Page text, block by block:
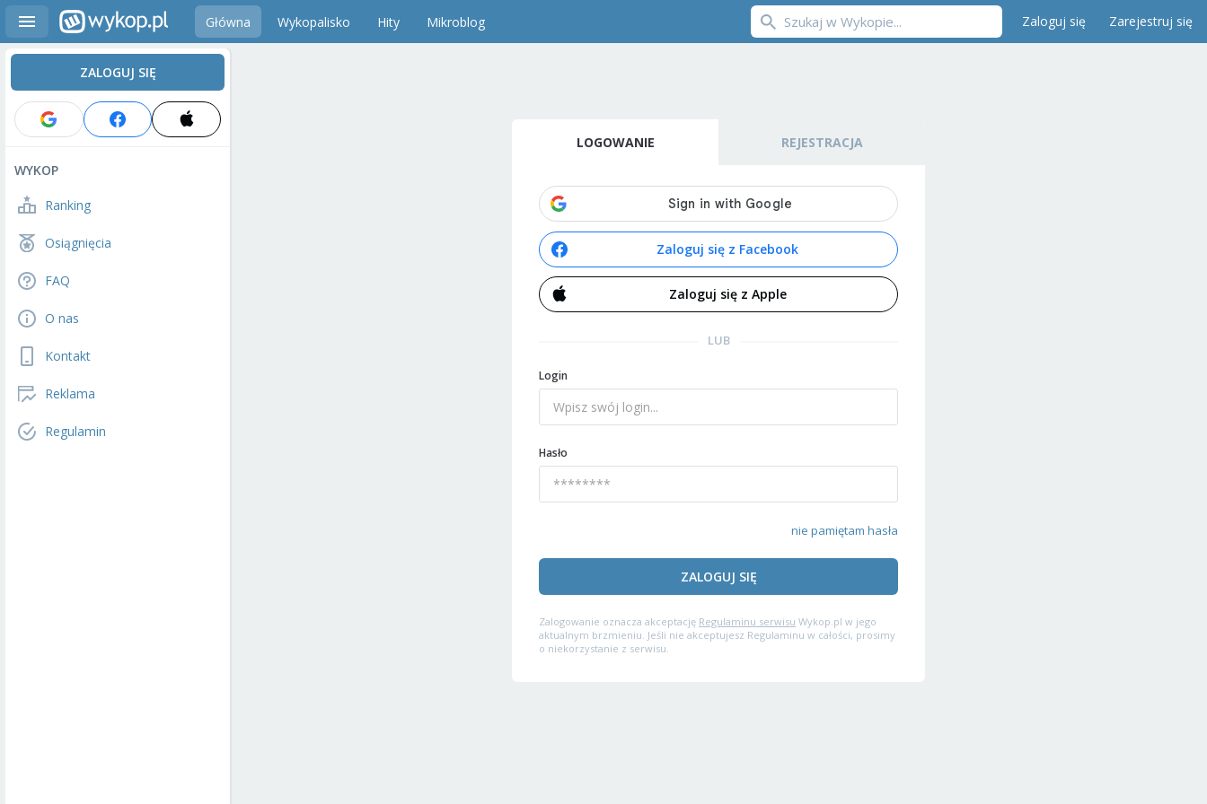
Główna Wykopalisko Hity Mikroblog Zaloguj się Zarejestruj się
ZALOGUJ SIĘ
WYKOP
Ranking
Osiągnięcia
FAQ
O nas
Kontakt
Reklama
Regulamin
LOGOWANIE REJESTRACJA
Zaloguj się z Facebook
Zaloguj się z Apple
LUB
Login
Hasło
nie pamiętam hasła
ZALOGUJ SIĘ
Zalogowanie oznacza akceptację Regulaminu serwisu Wykop.pl w jego
aktualnym brzmieniu. Jeśli nie akceptujesz Regulaminu w całości, prosimy
o niekorzystanie z serwisu.